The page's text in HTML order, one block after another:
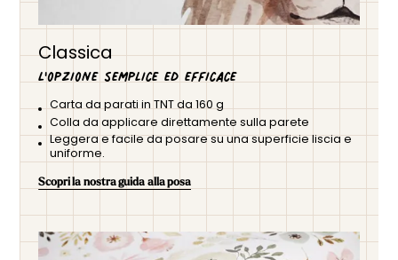
Classica
L'opzione semplice ed efficace
Carta da parati in TNT da 160 g
Colla da applicare direttamente sulla parete
Leggera e facile da posare su una superficie liscia e
uniforme.
Scopri la nostra guida alla posa